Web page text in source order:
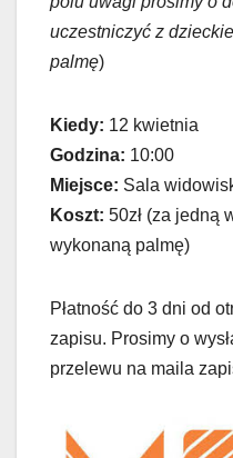
uczestniczyć z
palmę)
Kiedy: 12 kwietnia
Godzina: 10:00
Miejsce: Sala
Koszt: 50zł (za jedną
wykonaną palmę)
Płatność do 3 dni od
zapisu. Prosimy o
przelewu na maila